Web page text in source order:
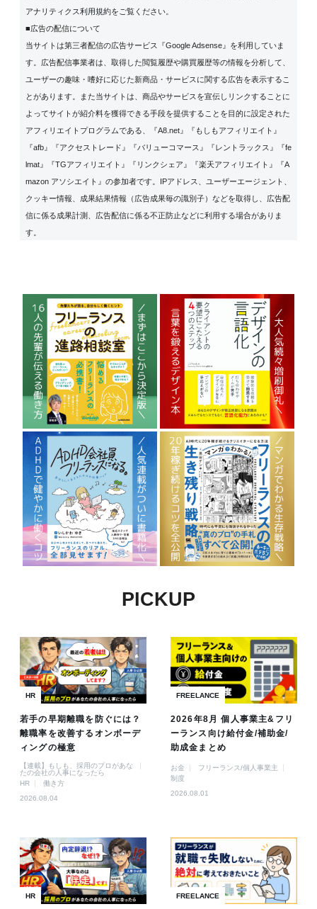
アナリティクス利用規約をご覧ください。
■広告の配信について
当サイトは第三者配信の広告サービス『Google Adsense』を利用していま
す。広告配信事業者は、取得した閲覧履歴や購買履歴等の情報を分析して、
ユーザーの趣味・嗜好に応じた新商品・サービスに関する広告を表示するこ
とがあります。また当サイトは、商品やサービスを宣伝しリンクすることに
よってサイトが紹介料を獲得できる手段を提供することを目的に設定された
アフィリエイトプログラムである、『A8.net』『もしもアフィリエイト』
『afb』『アクセストレード』『バリューコマース』『レントラックス』『fe
lmat』『TGアフィリエイト』『リンクシェア』『楽天アフィリエイト』『A
mazon アソシエイト』の参加者です。IPアドレス、ユーザーエージェント、
クッキー情報、成果結果情報（広告成果毎の識別子）などを取得し、広告配
信に係る成果計測、広告配信に係る不正防止などに利用する場合がありま
す。
PICKUP
HR
若手の早期離職を防ぐには？
離職率を改善するオンボーデ
ィングの極意
【連載】もしも、採用のプロがあな
たの会社の人事になったら
HR
働き方
2026.08.04
FREELANCE
2026年8月 個人事業主&フリ
ーランス向け給付金/補助金/
助成金まとめ
お金
フリーランス/個人事業主
制度
2026.08.01
HR FREELANCE